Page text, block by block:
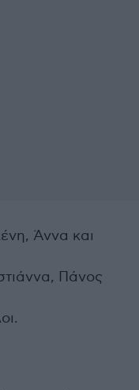
Άννα και
Πάνος